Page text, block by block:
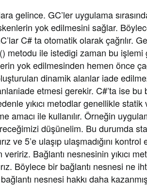
gelince. GC’ler uygulama
yok edilmesini sağlar.
C# ta otomatik olarak çağrılır.
metodu ile istedigi zaman bu işlemi
yok edilmesinden hemen önce
dinamik alanlar iade
etmesi gerekir. C#’ta ise bu
yıkıcı metodlar genellikle
amacı ile kullanılır. Örneğin
düşünelim. Bu durumda
ve 5’e ulaşıp ulaşmadığını
veririz. Bağlantı nesnesinin yıkıcı
Böylece bir bağlantı nesnesi ne
nesnesi hakkı daha